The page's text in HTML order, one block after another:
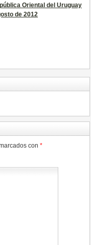
Oriental del Uruguay
de 2012
con *